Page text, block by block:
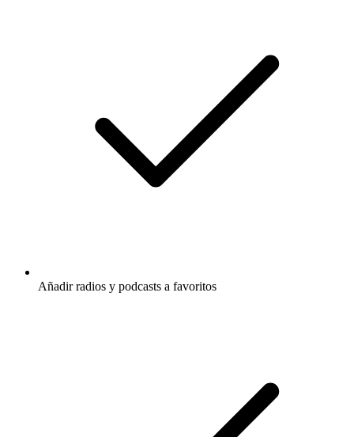
Añadir radios y podcasts a favoritos